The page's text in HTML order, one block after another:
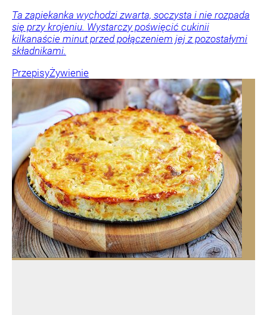
Ta zapiekanka wychodzi zwarta, soczysta i nie rozpada
się przy krojeniu. Wystarczy poświęcić cukinii
kilkanaście minut przed połączeniem jej z pozostałymi
składnikami.
PrzepisyŻywienie